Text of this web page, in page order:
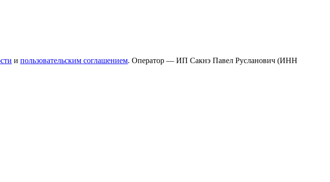
и пользовательским соглашением. Оператор — ИП Сакнэ Павел Русланович (ИНН